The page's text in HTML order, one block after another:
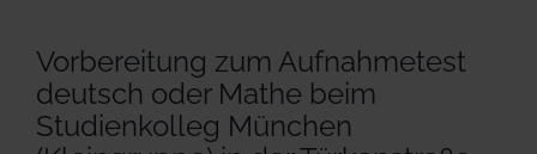
Vorbereitung zum Aufnahmetest
deutsch oder Mathe beim
Studienkolleg München